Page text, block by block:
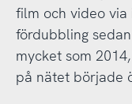
film och video
fördubbling
mycket som
på nätet började